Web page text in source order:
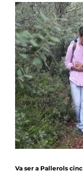
Rutes
Territori i
Notícies
Agenda
Contacte
Col.labora
Va ser a Pallerols